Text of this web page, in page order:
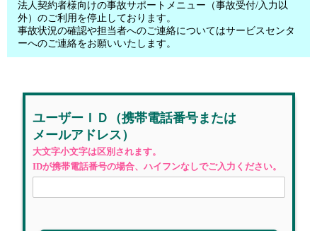
法人契約者様向けの事故サポートメニュー（事故受付/入力以
外）のご利用を停止しております。
事故状況の確認や担当者へのご連絡についてはサービスセンタ
ーへのご連絡をお願いいたします。
ユーザーＩＤ （携帯電話番号または
メールアドレス）
大文字小文字は区別されます。
IDが携帯電話番号の場合、ハイフンなしでご入力ください。